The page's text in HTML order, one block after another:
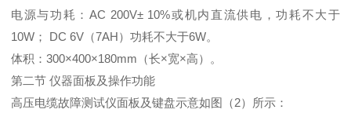
电源与功耗：AC 200V± 10%或机内直流供电，功耗不大于
10W； DC 6V（7AH）功耗不大于6W。
体积：300×400×180mm（长×宽×高）。
第二节 仪器面板及操作功能
高压电缆故障测试仪面板及键盘示意如图（2）所示：